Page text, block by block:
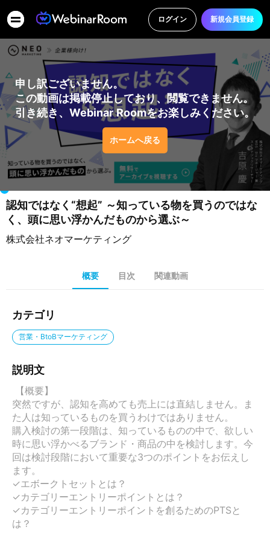
ログイン 新規会員登録
00:00 / 00:00 x1.0
申し訳ございません。
この動画は掲載停止しており、閲覧できません。
引き続き、Webinar Roomをお楽しみください。
ホームへ戻る
認知ではなく“想起” ～知っている物を買うのではな
く、頭に思い浮かんだものから選ぶ～
株式会社ネオマーケティング
概要 目次 関連動画
カテゴリ
営業・BtoBマーケティング
説明文
突然ですが、認知を高めても売上には直結しません。ま
た人は知っているものを買うわけではありません。
購入検討の第一段階は、知っているものの中で、欲しい
時に思い浮かべるブランド・商品の中を検討します。今
回は検討段階において重要な3つのポイントをお伝えし
ます。
✓エボークトセットとは？
✓カテゴリーエントリーポイントとは？
✓カテゴリーエントリーポイントを創るためのPTSと
は？